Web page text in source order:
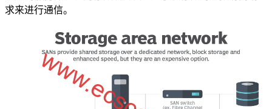
求来进行通信。